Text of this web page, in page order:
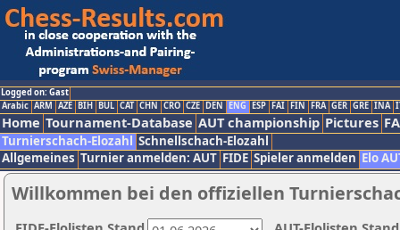
Logged on: Gast
Arabic ARM AZE BIH BUL CAT CHN CRO CZE DEN ENG ESP FAI FIN FRA GER GRE INA
Home Tournament-Database AUT championship Pictures
Turnierschach-Elozahl Schnellschach-Elozahl
Allgemeines Turnier anmelden: AUT FIDE Spieler anmelden Elo
Willkommen bei den offiziellen